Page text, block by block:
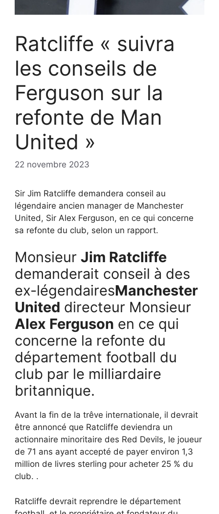
Ratcliffe « suivra
les conseils de
Ferguson sur la
refonte de Man
United »
22 novembre 2023
Sir Jim Ratcliffe demandera conseil au
légendaire ancien manager de Manchester
United, Sir Alex Ferguson, en ce qui concerne
sa refonte du club, selon un rapport.
Monsieur Jim Ratcliffe
demanderait conseil à des
ex-légendairesManchester
United directeur Monsieur
Alex Ferguson en ce qui
concerne la refonte du
département football du
club par le milliardaire
britannique.
Avant la fin de la trêve internationale, il devrait
être annoncé que Ratcliffe deviendra un
actionnaire minoritaire des Red Devils, le joueur
de 71 ans ayant accepté de payer environ 1,3
million de livres sterling pour acheter 25 % du
club. .
Ratcliffe devrait reprendre le département